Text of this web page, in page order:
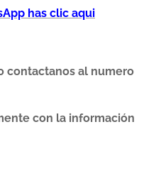
has clic aqui
contactanos al numero
con la información